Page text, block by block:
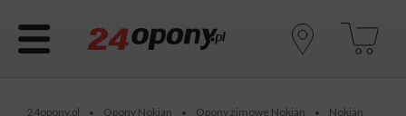
24opony.pl • Opony Nokian • Opony zimowe Nokian •
Nokian